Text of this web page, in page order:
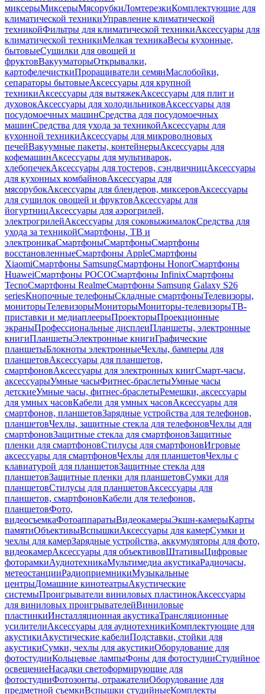
миксерыМиксерыМясорубкиЛомтерезкиКомплектующие для
климатической техникиУправление климатической
техникойФильтры для климатической техникиАксессуары для
климатической техникиМелкая техникаВесы кухонные,
бытовыеСушилки для овощей и
фруктовВакууматорыОткрывалки,
картофелечисткиПроращиватели семянМаслобойки,
сепараторы бытовыеАксессуары для крупной
техникиАксессуары для вытяжекАксессуары для плит и
духовокАксессуары для холодильниковАксессуары для
посудомоечных машинСредства для посудомоечных
машинСредства для ухода за техникойАксессуары для
кухонной техникиАксессуары для микроволновых
печейВакуумные пакеты, контейнерыАксессуары для
кофемашинАксессуары для мультиварок,
хлебопечекАксессуары для тостеров, сэндвичницАксессуары
для кухонных комбайновАксессуары для
мясорубокАксессуары для блендеров, миксеровАксессуары
для сушилок овощей и фруктовАксессуары для
йогуртницАксессуары для аэрогрилей,
электрогрилейАксессуары для соковыжималокСредства для
ухода за техникойСмартфоны, ТВ и
электроникаСмартфоныСмартфоныСмартфоны
восстановленныеСмартфоны AppleСмартфоны
XiaomiСмартфоны SamsungСмартфоны HonorСмартфоны
HuaweiСмартфоны POCOСмартфоны InfinixСмартфоны
TecnoСмартфоны RealmeСмартфоны Samsung Galaxy S26
seriesКнопочные телефоныСкладные смартфоныТелевизоры,
мониторыТелевизорыМониторыМониторы-телевизорыТВ-
приставки и медиаплеерыПроекторыПроекционные
экраныПрофессиональные дисплеиПланшеты, электронные
книгиПланшетыЭлектронные книгиГрафические
планшетыБлокноты электронныеЧехлы, бамперы для
планшетовАксессуары для планшетов,
смартфоновАксессуары для электронных книгСмарт-часы,
аксессуарыУмные часыФитнес-браслетыУмные часы
детскиеУмные часы, фитнес-браслетыРемешки, аксессуары
для умных часовКабели для умных часовАксессуары для
смартфонов, планшетовЗарядные устройства для телефонов,
планшетовЧехлы, защитные стекла для телефоновЧехлы для
смартфоновЗащитные стекла для смартфоновЗащитные
пленки для смартфоновСтилусы для смартфоновИгровые
аксессуары для смартфоновЧехлы для планшетовЧехлы с
клавиатурой для планшетовЗащитные стекла для
планшетовЗащитные пленки для планшетовСумки для
планшетовСтилусы для планшетовАксессуары для
планшетов, смартфоновКабели для телефонов,
планшетовФото,
видеосъемкаФотоаппаратыВидеокамерыЭкшн-камерыКарты
памятиОбъективыВспышкиАксессуары для камерСумки и
чехлы для камерЗарядные устройства, аккумуляторы для фото,
видеокамерАксессуары для объективовШтативыЦифровые
фоторамкиАудиотехникаМультимедиа акустикаРадиочасы,
метеостанцииРадиоприемникиМузыкальные
центрыДомашние кинотеатрыАкустические
системыПроигрыватели виниловых пластинокАксессуары
для виниловых проигрывателейВиниловые
пластинкиИнсталляционная акустикаТрансляционные
усилителиАксессуары для аудиотехникиКомплектующие для
акустикиАкустические кабелиПодставки, стойки для
акустикиСумки, чехлы для акустикиОборудование для
фотостудииКольцевые лампыФоны для фотостудииСтудийное
освещениеНасадки светоформирующие для
фотостудииФотозонты, отражателиОборудование для
предметной съемкиВспышки студийныеКомплекты